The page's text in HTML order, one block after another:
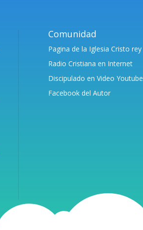
Comunidad
Pagina de la Iglesia Cristo rey
Radio Cristiana en Internet
Discipulado en Video Youtube
Facebook del Autor